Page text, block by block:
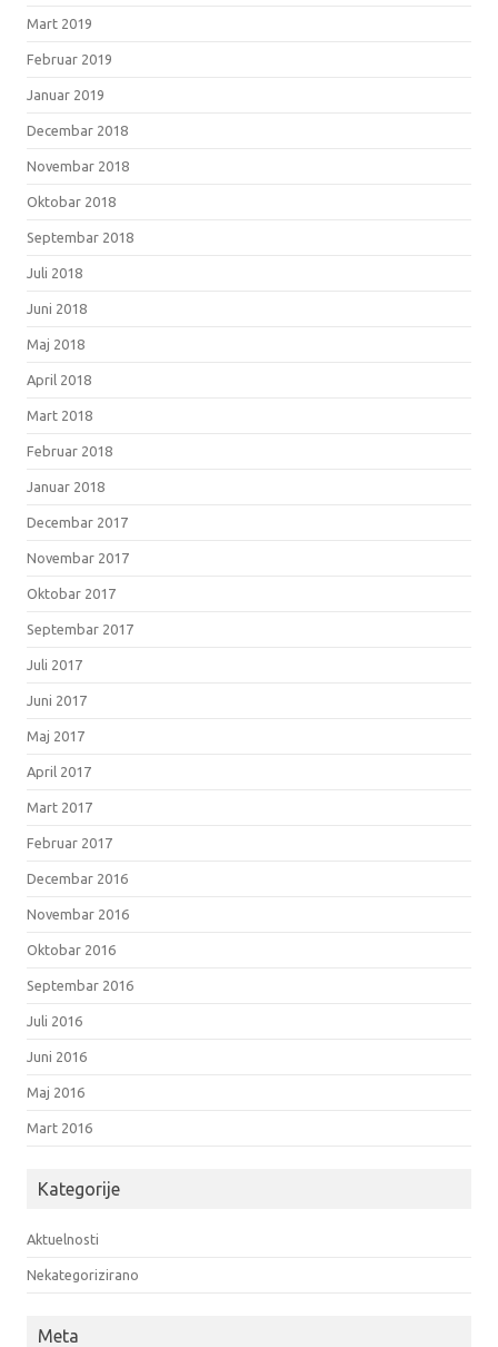
Mart 2019
Februar 2019
Januar 2019
Decembar 2018
Novembar 2018
Oktobar 2018
Septembar 2018
Juli 2018
Juni 2018
Maj 2018
April 2018
Mart 2018
Februar 2018
Januar 2018
Decembar 2017
Novembar 2017
Oktobar 2017
Septembar 2017
Juli 2017
Juni 2017
Maj 2017
April 2017
Mart 2017
Februar 2017
Decembar 2016
Novembar 2016
Oktobar 2016
Septembar 2016
Juli 2016
Juni 2016
Maj 2016
Mart 2016
Kategorije
Aktuelnosti
Nekategorizirano
Meta